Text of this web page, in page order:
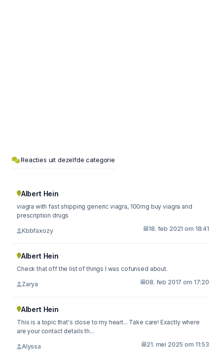
Reacties uit dezelfde categorie
Albert Hein
viagra with fast shipping generic viagra, 100mg buy viagra and
prescription drugs
Kbbfaxozy 18. feb 2021 om 18:41
Albert Hein
Check that off the list of things I was cofunsed about.
Zarya 08. feb 2017 om 17:20
Albert Hein
This is a topic that's close to my heart... Take care! Exactly where
are your contact details th...
Alyssa 21. mei 2025 om 11:53